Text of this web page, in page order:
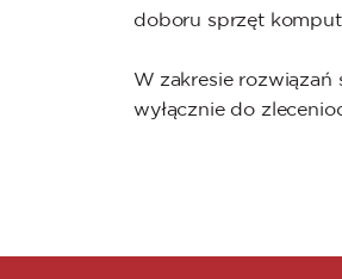
doboru sprzęt
W zakresie
wyłącznie do